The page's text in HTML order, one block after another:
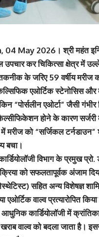
May 2026। श्री महंत
उपचार कर चिकित्सा क्षेत्र में
के जरिए 59 वर्षीय मरीज
एओर्टिक स्टेनोसिस और
“पोर्सलीन एओर्टा” जैसी
होने के कारण
मरीज को “सर्जिकल टर्नडाउन”
बचा।
विभाग के प्रमुख प्रो.
को सफलतापूर्वक अंजाम
सहित अन्य विशेषज्ञ
एओर्टिक वाल्व प्रत्यारोपित
कार्डियोलॉजी में
वाल्व को बदला जाता है।